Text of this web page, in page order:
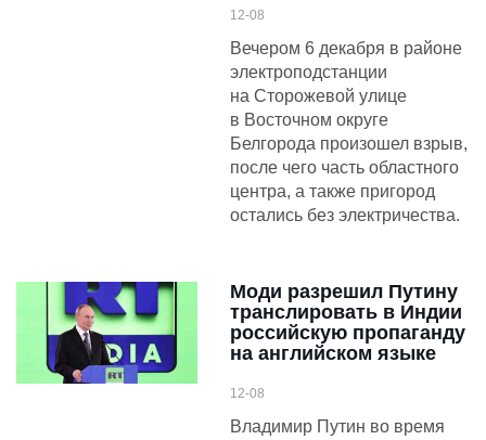
12-08
Вечером 6 декабря в районе
электроподстанции
на Сторожевой улице
в Восточном округе
Белгорода произошел взрыв,
после чего часть областного
центра, а также пригород
остались без электричества.
Моди разрешил Путину
транслировать в Индии
российскую пропаганду
на английском языке
12-08
Владимир Путин во время